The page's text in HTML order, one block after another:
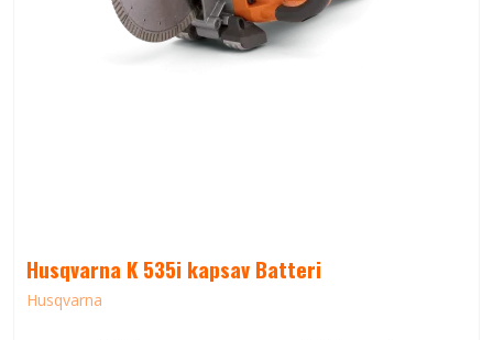
Husqvarna K 535i kapsav Batteri
Husqvarna